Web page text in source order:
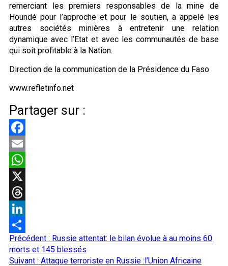
remerciant les premiers responsables de la mine de
Houndé pour l’approche et pour le soutien, a appelé les
autres sociétés minières à entretenir une relation
dynamique avec l’Etat et avec les communautés de base
qui soit profitable à la Nation.
Direction de la communication de la Présidence du Faso
www.refletinfo.net
Partager sur :
Facebook
Email
WhatsApp
X
Threads
LinkedIn
Partager
Navigation
d’article
Précédent : Russie attentat: le bilan évolue à au moins 60
morts et 145 blessés
Suivant : Attaque terroriste en Russie :l’Union Africaine